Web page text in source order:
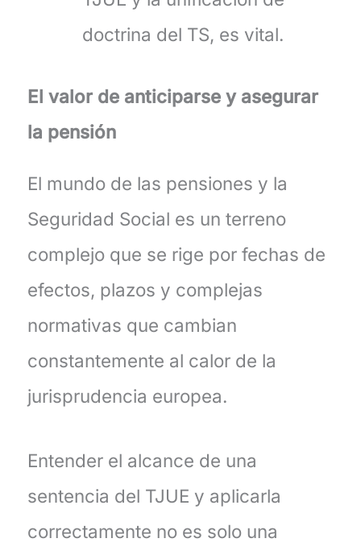
doctrina del TS, es vital.
El valor de anticiparse y asegurar
la pensión
El mundo de las pensiones y la
Seguridad Social es un terreno
complejo que se rige por fechas de
efectos, plazos y complejas
normativas que cambian
constantemente al calor de la
jurisprudencia europea.
Entender el alcance de una
sentencia del TJUE y aplicarla
correctamente no es solo una